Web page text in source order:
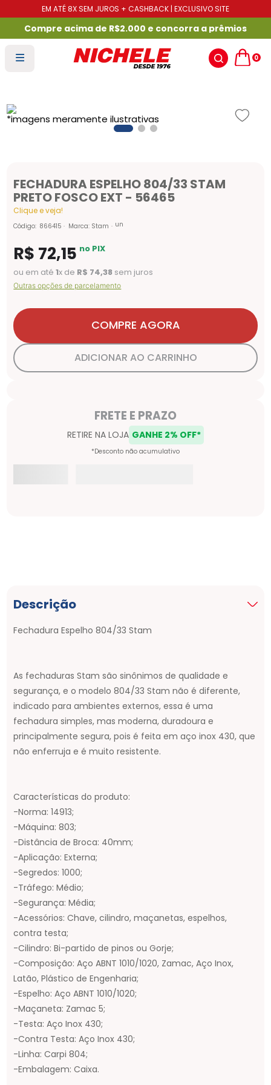
EM ATÉ 8X SEM JUROS + CASHBACK | EXCLUSIVO SITE
Compre acima de R$2.000 e concorra a prêmios
0
FECHADURA ESPELHO 804/33 STAM
PRETO FOSCO EXT - 56465
Clique e veja!
Código: 866415 Marca: Stam un
R$ 72,15 no PIX
ou em até1x de R$ 74,38 sem juros
Outras opções de parcelamento
COMPRE AGORA
ADICIONAR AO CARRINHO
Descrição
Fechadura Espelho 804/33 Stam
As fechaduras Stam são sinônimos de qualidade e
segurança, e o modelo 804/33 Stam não é diferente,
indicado para ambientes externos, essa é uma
fechadura simples, mas moderna, duradoura e
principalmente segura, pois é feita em aço inox 430, que
não enferruja e é muito resistente.
Características do produto:
-Norma: 14913;
-Máquina: 803;
-Distância de Broca: 40mm;
-Aplicação: Externa;
-Segredos: 1000;
-Tráfego: Médio;
-Segurança: Média;
-Acessórios: Chave, cilindro, maçanetas, espelhos,
contra testa;
-Cilindro: Bi-partido de pinos ou Gorje;
-Composição: Aço ABNT 1010/1020, Zamac, Aço Inox,
Latão, Plástico de Engenharia;
-Espelho: Aço ABNT 1010/1020;
-Maçaneta: Zamac 5;
-Testa: Aço Inox 430;
-Contra Testa: Aço Inox 430;
-Linha: Carpi 804;
-Embalagem: Caixa.